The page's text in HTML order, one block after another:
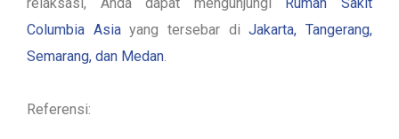
Columbia Asiayang tersebar diJakarta, Tangerang,
Semarang, dan Medan.
Referensi: